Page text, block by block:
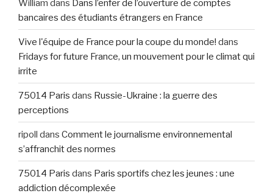
William dans Dans l’enfer de l’ouverture de comptes
bancaires des étudiants étrangers en France
Vive l'équipe de France pour la coupe du monde! dans
Fridays for future France, un mouvement pour le climat qui
irrite
75014 Paris dans Russie-Ukraine : la guerre des
perceptions
ripoll dans Comment le journalisme environnemental
s’affranchit des normes
75014 Paris dans Paris sportifs chez les jeunes : une
addiction décomplexée